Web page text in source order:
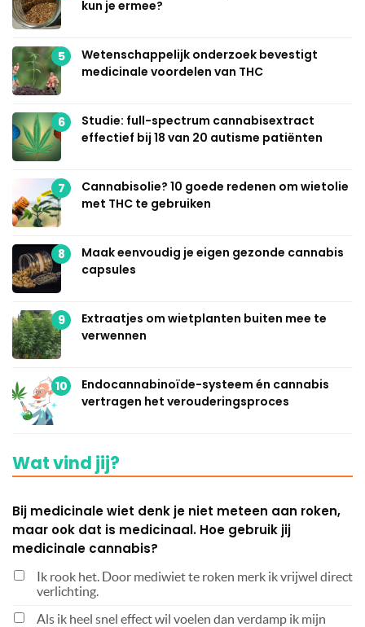
kun je ermee?
5
Wetenschappelijk onderzoek bevestigt
medicinale voordelen van THC
6
Studie: full-spectrum cannabisextract
effectief bij 18 van 20 autisme patiënten
7
Cannabisolie? 10 goede redenen om wietolie
met THC te gebruiken
8
Maak eenvoudig je eigen gezonde cannabis
capsules
9
Extraatjes om wietplanten buiten mee te
verwennen
10
Endocannabinoïde-systeem én cannabis
vertragen het verouderingsproces
Wat vind jij?
Bij medicinale wiet denk je niet meteen aan roken,
maar ook dat is medicinaal. Hoe gebruik jij
medicinale cannabis?
Ik rook het. Door mediwiet te roken merk ik vrijwel direct
verlichting.
Als ik heel snel effect wil voelen dan verdamp ik mijn